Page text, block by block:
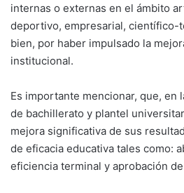
internas o externas en el ámbito
deportivo, empresarial, científico-
bien, por haber impulsado la
institucional.
Es importante mencionar, que, en
de bachillerato y plantel
mejora significativa de sus
de eficacia educativa tales como:
eficiencia terminal y aprobación